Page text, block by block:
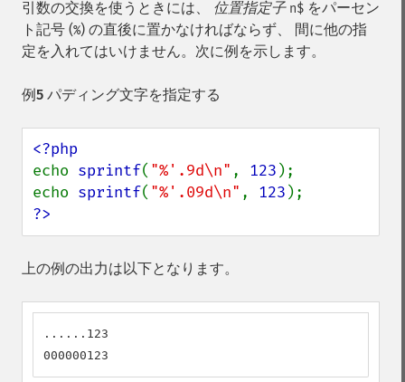
引数の交換を使うときには、 位置指定子 n$ をパーセン
ト記号 (%) の直後に置かなければならず、 間に他の指
定を入れてはいけません。次に例を示します。
例5 パディング文字を指定する
echo sprintf( "%'.9d\n" , 123 );
echo sprintf( "%'.09d\n" , 123
?>
上の例の出力は以下となります。
......123
000000123